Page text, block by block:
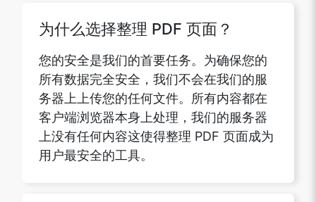
为什么选择整理 PDF 页面？
您的安全是我们的首要任务。为确保您的
所有数据完全安全，我们不会在我们的服
务器上上传您的任何文件。所有内容都在
客户端浏览器本身上处理，我们的服务器
上没有任何内容这使得整理 PDF 页面成为
用户最安全的工具。